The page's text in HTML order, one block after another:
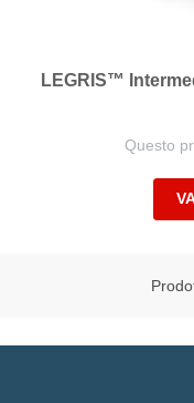
LEGRIS™
Questo